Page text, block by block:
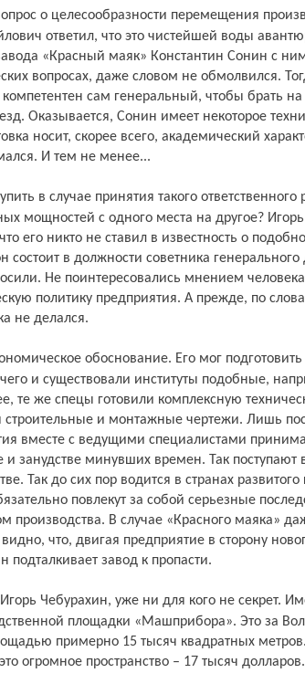
ответил, что это чистейшей воды
«Красный маяк» Константин Сонин с
вопросах, даже словом не обмолвился.
компетентен сам генеральный, чтобы брать на
Оказывается, Сонин имеет некоторое
носит, скорее всего, академический
И тем не менее...
мощностей с одного места на другое?
его никто не ставил в известность о
состоит в должности советника генерального
Не поинтересовались мнением
политику предприятия. А прежде, по
не делался.
и существовали институты подобные,
те же спецы готовили комплексную
и монтажные чертежи. Лишь
вместе с ведущими специалистами
и занудстве минувших времен. Так поступают
Так до сих пор водится в странах развитого
повлекут за собой серьезные
производства. В случае «Красного маяка»
что, двигая предприятие в сторону
завод к пропасти.
площадки «Машприбора». Это за
примерно 15 тысяч квадратных
огромное пространство – 17 тысяч